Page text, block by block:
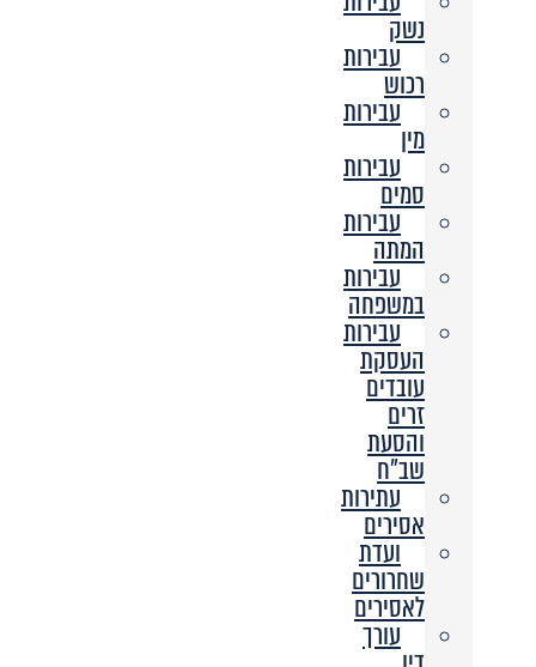
נשק
עבירות
רכוש
עבירות
מין
עבירות
סמים
עבירות
המתה
עבירות
במשפחה
עבירות
העסקת
עובדים
זרים
והסעת
שב”ח
עתירות
אסירים
ועדת
שחרורים
לאסירים
עורך